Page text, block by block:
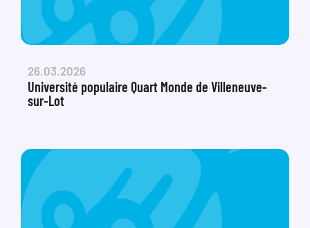
26.03.2026
Université populaire Quart Monde de Villeneuve-
sur-Lot